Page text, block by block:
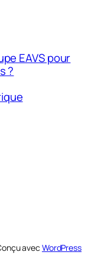
EAVS pour
?
avec WordPress